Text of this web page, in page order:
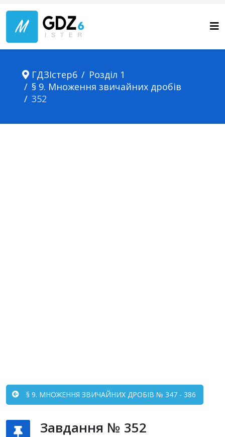
ГДЗІстер6
Розділ 1
§ 9. Множення звичайних дробів
352
§ 9. МНОЖЕННЯ ЗВИЧАЙНИХ ДРОБІВ № 347 - 386
Завдання № 352